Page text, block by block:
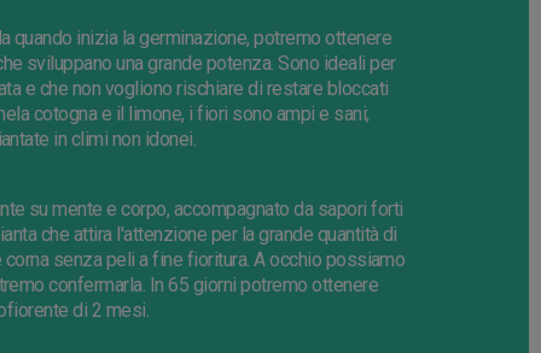
quando inizia la germinazione, potremo ottenere
sviluppano una grande potenza. Sono ideali per
e che non vogliono rischiare di restare bloccati
cotogna e il limone, i fiori sono ampi e sani;
in climi non idonei.
su mente e corpo, accompagnato da sapori forti
che attira l'attenzione per la grande quantità di
senza peli a fine fioritura. A occhio possiamo
confermarla. In 65 giorni potremo ottenere
di 2 mesi.